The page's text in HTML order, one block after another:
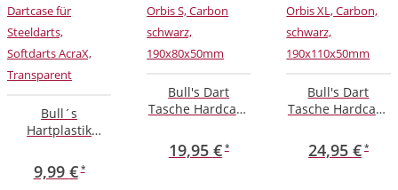
Bull´s
Hartplastik
Steeldarts,
Softdarts AcraX,
9,99 €
Bull's Dart
Tasche Hardcase
schwarz,
190x80x50mm
19,95 €
Bull's Dart
Tasche Hardcase
schwarz,
190x110x50mm
24,95 €